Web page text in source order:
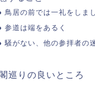
鳥居の前では一礼をしま
参道は端をあるく
騒がない、他の参拝者の
巡りの良いところ